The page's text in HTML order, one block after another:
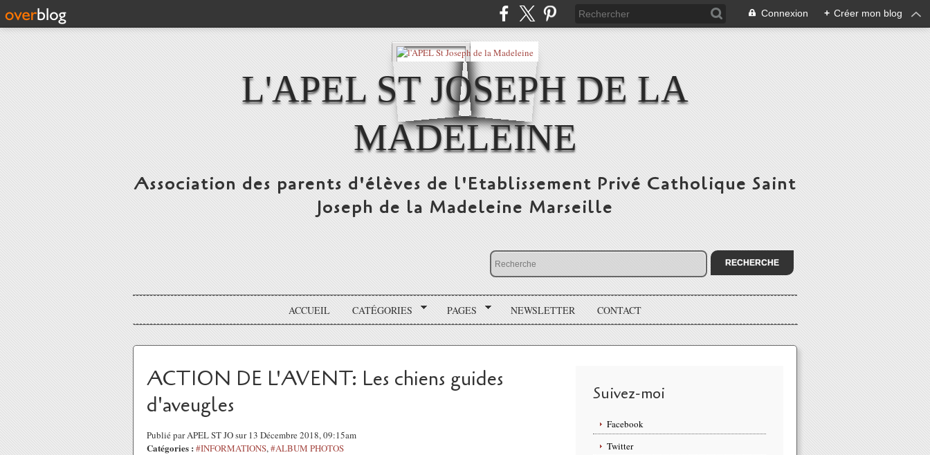
Connexion + Créer mon blog
L'APEL ST JOSEPH DE LA
MADELEINE
Association des parents d'élèves de l'Etablissement Privé Catholique Saint
Joseph de la Madeleine Marseille
ACCUEIL CATÉGORIES PAGES NEWSLETTER CONTACT
ACTION DE L'AVENT: Les chiens guides
d'aveugles
Publié par APEL ST JO sur 13 Décembre 2018, 09:15am
Catégories : #INFORMATIONS,#ALBUM PHOTOS
Suivez-moi
Facebook
Twitter